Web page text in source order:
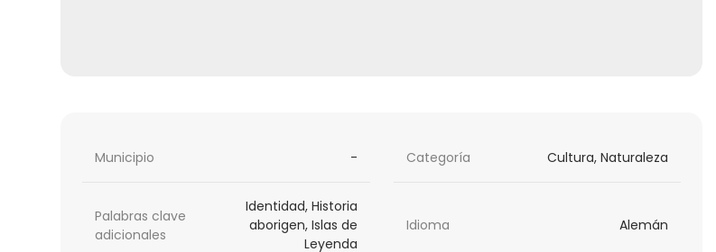
Municipio - Categoría Cultura, Naturaleza
Palabras clave
adicionales
Identidad, Historia
aborigen, Islas de
Leyenda
Idioma Alemán